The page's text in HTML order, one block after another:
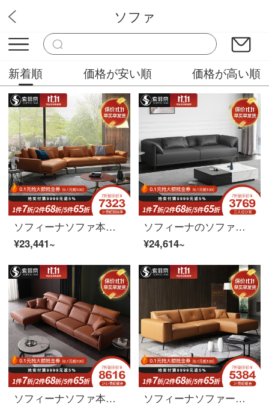
華やか家具
ソファ
新着順 価格が安い順 価格が高い順
ソフィーナソファ本革ソファイタリア式軽量高贵な本革ソファ北欧シンプルなサイズの部屋型リビングルーム
¥23,441~
ソフィーナのソファーの本革のソファーは軽くて贅沢です。本革のソファーは北欧ソファーの小型ソファーです。
¥24,614~
ソフィーナソファ本革ソファ北欧現代シンプルで贅沢な本革ソファ小型ルーム角ソファシングル
ソフィーナソファー本革ソファイタリア式軽量贅沢北欧現代簡素客間L型回転角123組皮質ソファシングルビット